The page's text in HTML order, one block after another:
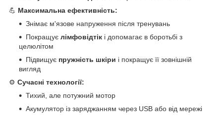
💪 Максимальна ефективність:
Знімає м'язове напруження після тренувань
Покращує лімфовідтік і допомагає в боротьбі з
целюлітом
Підвищує пружність шкіри і покращує її зовнішній
вигляд
⚙️ Сучасні технології:
Тихий, але потужний мотор
Акумулятор із заряджанням через USB або від мережі